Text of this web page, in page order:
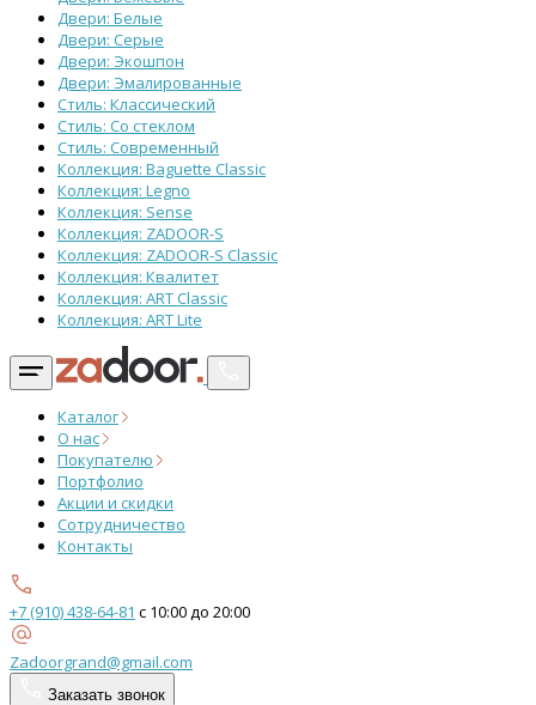
Двери: Белые
Двери: Серые
Двери: Экошпон
Двери: Эмалированные
Стиль: Классический
Стиль: Со стеклом
Стиль: Современный
Коллекция: Baguette Classic
Коллекция: Legno
Коллекция: Sense
Коллекция: ZADOOR-S
Коллекция: ZADOOR-S Classic
Коллекция: Квалитет
Коллекция: ART Classic
Коллекция: ART Lite
Каталог
О нас
Покупателю
Портфолио
Акции и скидки
Сотрудничество
Контакты
+7 (910) 438-64-81 с 10:00 до 20:00
Zadoorgrand@gmail.com
Заказать звонок